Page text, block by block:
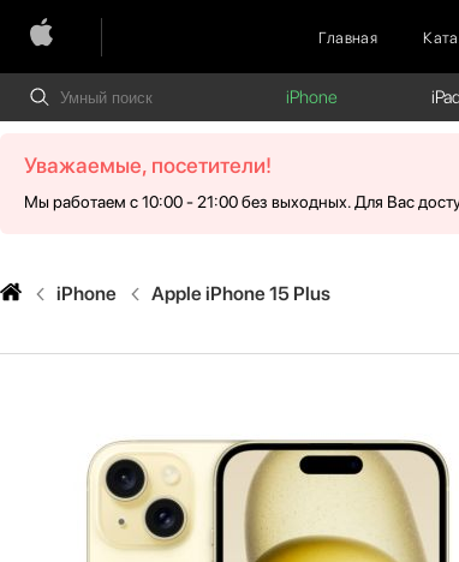
Главная
iPhone
Уважаемые, посетители!
Мы работаем с 10:00 - 21:00 без выходных. Для Вас
iPhone Apple iPhone 15 Plus